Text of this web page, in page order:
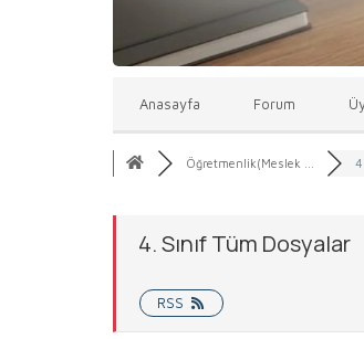
Anasayfa Forum
Öğretmenlik(Meslek ...
4. Sınıf Tüm Dosyalar
RSS